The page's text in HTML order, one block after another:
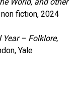
fiction, 2024
Year – Folklore,
Yale